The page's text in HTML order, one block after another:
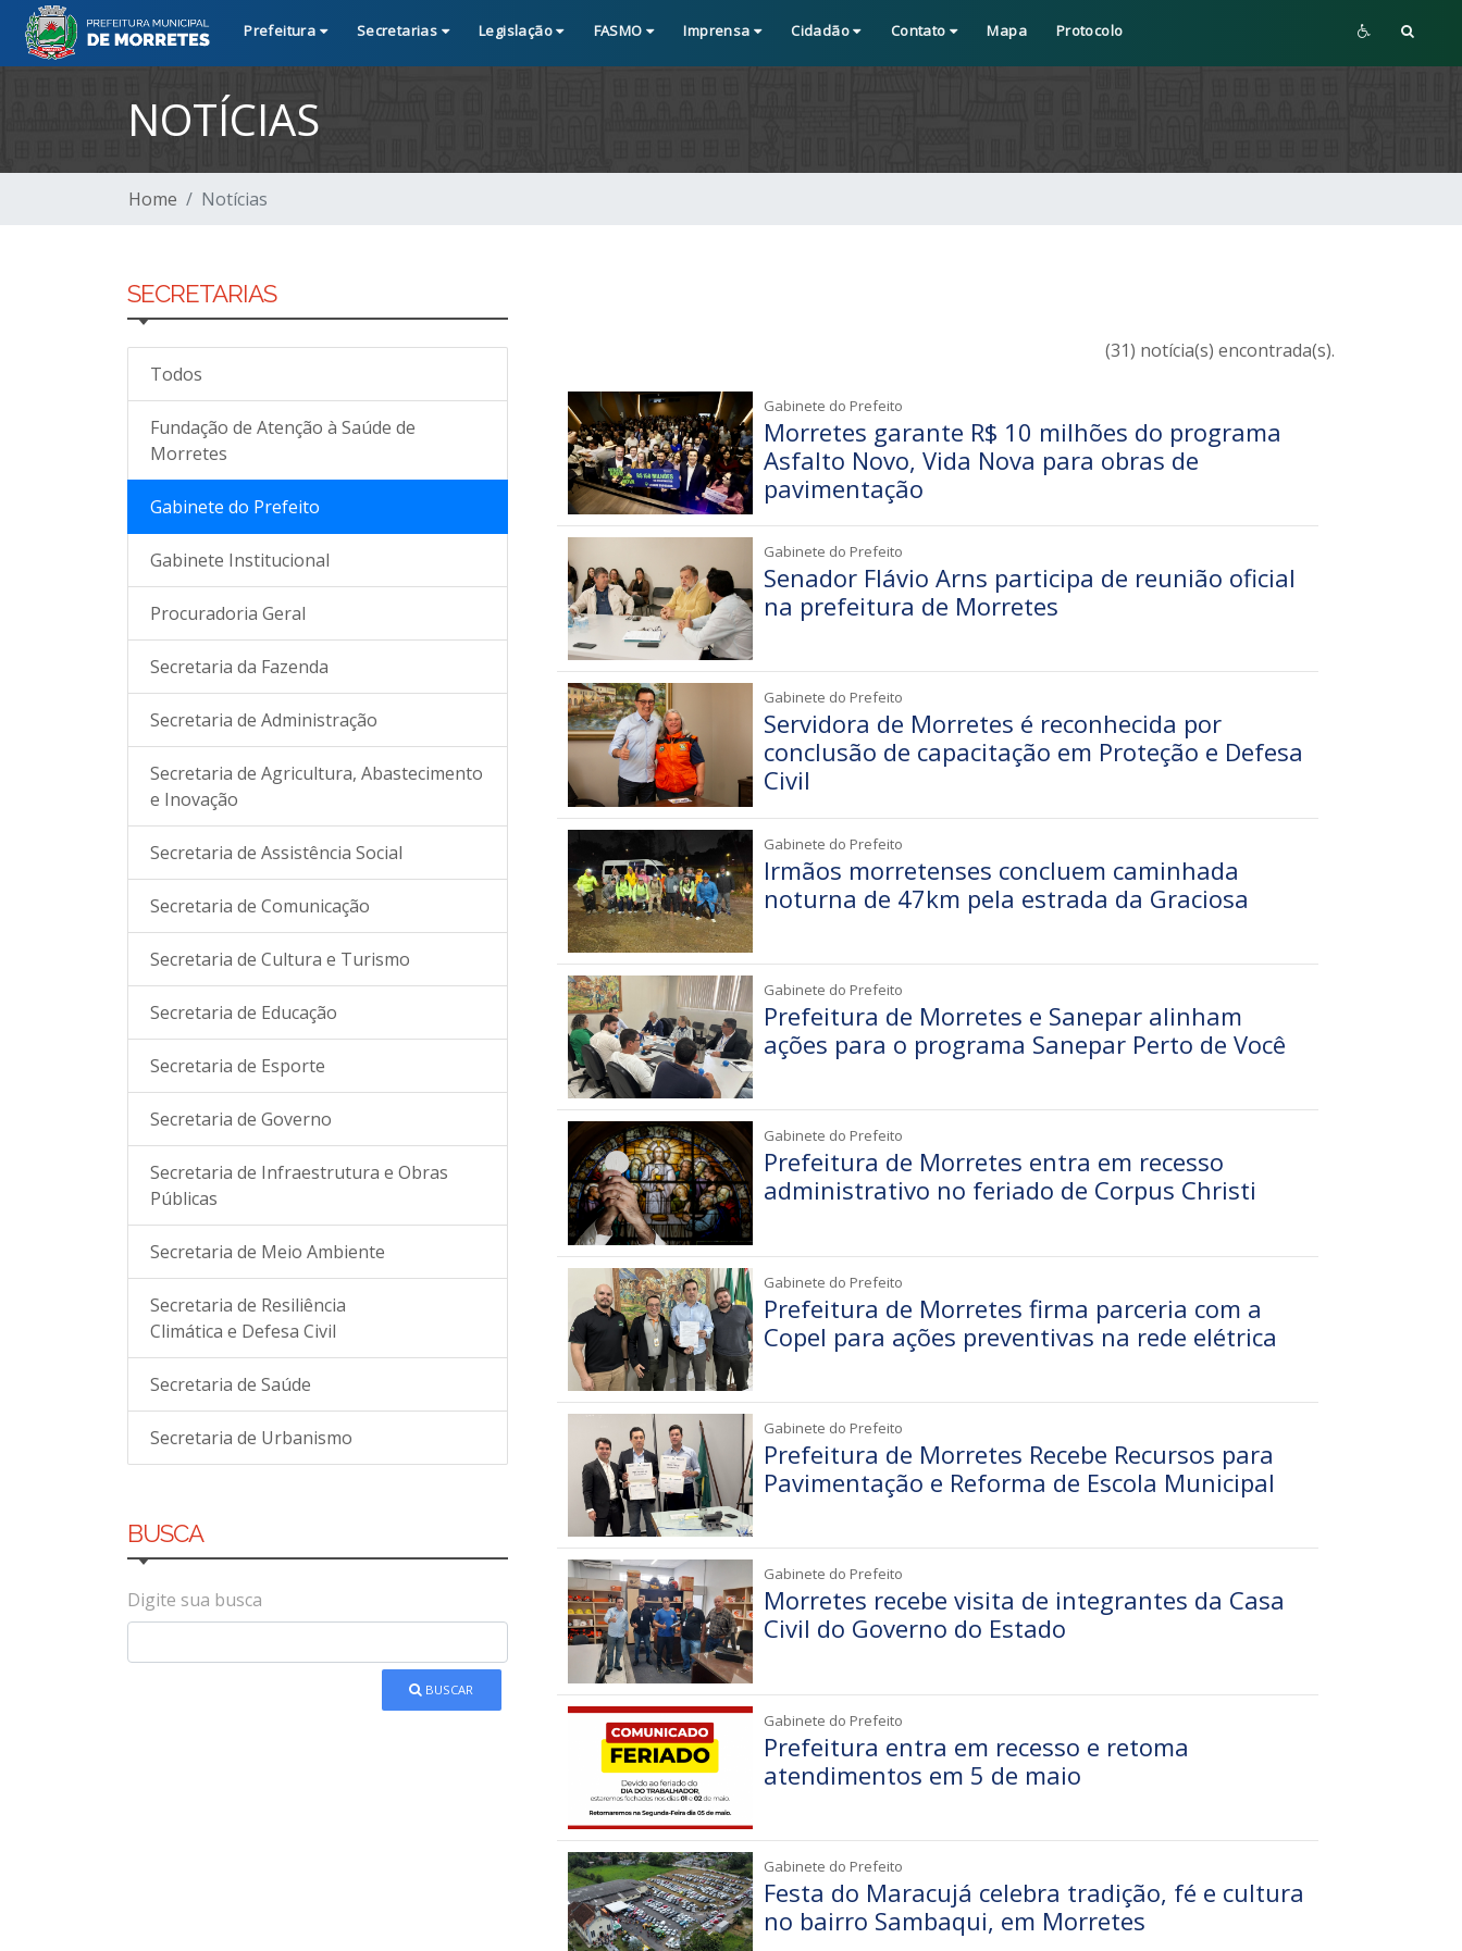
Prefeitura Secretarias Legislação FASMO Imprensa Cidadão Contato Mapa Protocolo
NOTÍCIAS
Home Notícias
SECRETARIAS
Todos
Fundação de Atenção à Saúde de
Morretes
Gabinete do Prefeito
Gabinete Institucional
Procuradoria Geral
Secretaria da Fazenda
Secretaria de Administração
Secretaria de Agricultura, Abastecimento
e Inovação
Secretaria de Assistência Social
Secretaria de Comunicação
Secretaria de Cultura e Turismo
Secretaria de Educação
Secretaria de Esporte
Secretaria de Governo
Secretaria de Infraestrutura e Obras
Públicas
Secretaria de Meio Ambiente
Secretaria de Resiliência
Climática e Defesa Civil
Secretaria de Saúde
Secretaria de Urbanismo
BUSCA
Digite sua busca
BUSCAR
(31) notícia(s) encontrada(s).
Gabinete do Prefeito
Morretes garante R$ 10 milhões do programa
Asfalto Novo, Vida Nova para obras de
pavimentação
Gabinete do Prefeito
Senador Flávio Arns participa de reunião oficial
na prefeitura de Morretes
Gabinete do Prefeito
Servidora de Morretes é reconhecida por
conclusão de capacitação em Proteção e Defesa
Civil
Gabinete do Prefeito
Irmãos morretenses concluem caminhada
noturna de 47km pela estrada da Graciosa
Gabinete do Prefeito
Prefeitura de Morretes e Sanepar alinham
ações para o programa Sanepar Perto de Você
Gabinete do Prefeito
Prefeitura de Morretes entra em recesso
administrativo no feriado de Corpus Christi
Gabinete do Prefeito
Prefeitura de Morretes firma parceria com a
Copel para ações preventivas na rede elétrica
Gabinete do Prefeito
Prefeitura de Morretes Recebe Recursos para
Pavimentação e Reforma de Escola Municipal
Gabinete do Prefeito
Morretes recebe visita de integrantes da Casa
Civil do Governo do Estado
Gabinete do Prefeito
Prefeitura entra em recesso e retoma
atendimentos em 5 de maio
Gabinete do Prefeito
Festa do Maracujá celebra tradição, fé e cultura
no bairro Sambaqui, em Morretes